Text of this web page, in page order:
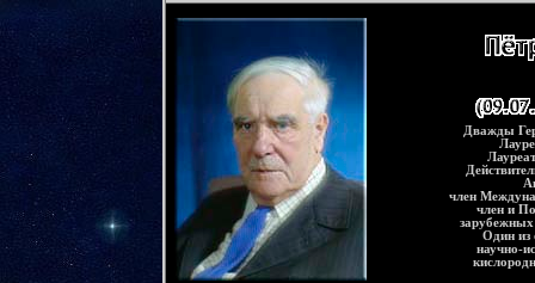
Дважды
член
член и
Один из
научно-